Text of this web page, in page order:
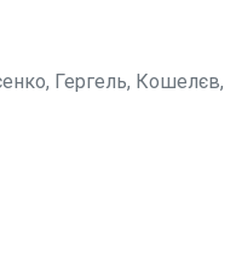
Гергель, Кошелєв,